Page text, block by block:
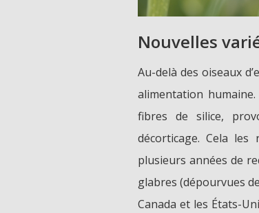
Nouvelles
Au-delà des oiseaux
alimentation
fibres de silice,
décorticage. Cela
plusieurs années de
glabres (dépourvues
Canada et les États-